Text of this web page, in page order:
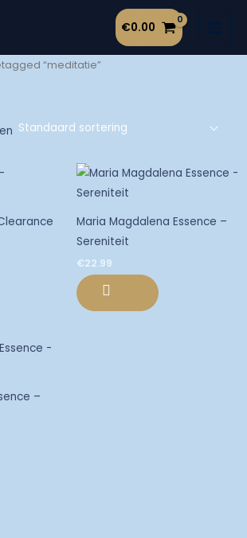
€0.00
“meditatie”
Maria Magdalena Essence –
Sereniteit
€22.99
–